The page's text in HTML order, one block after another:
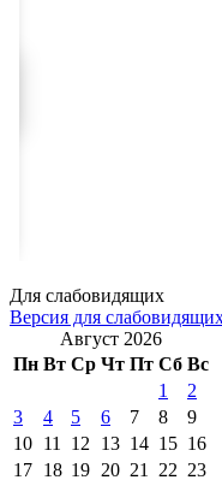
Для слабовидящих
Версия для
Август 2026
Пн Вт Ср Чт Пт Сб Вс
1
2
3
4 5 6 7 8
9
10 11 12 13 14 15 16
17 18 19 20 21 22 23